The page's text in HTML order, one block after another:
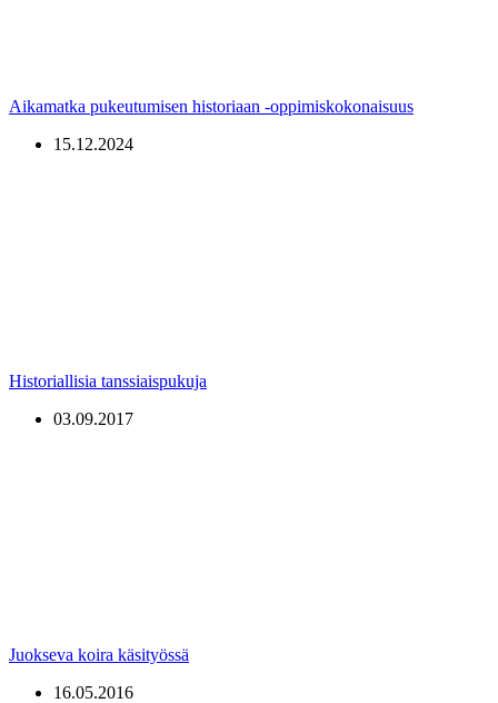
Aikamatka pukeutumisen historiaan -oppimiskokonaisuus
15.12.2024
Historiallisia tanssiaispukuja
03.09.2017
Juokseva koira käsityössä
16.05.2016